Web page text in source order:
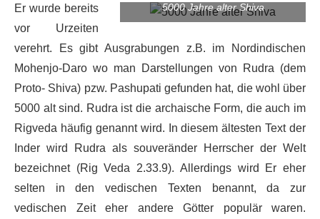
5000 Jahre alter Shiva
Er wurde bereits
vor Urzeiten
verehrt. Es gibt Ausgrabungen z.B. im Nordindischen
Mohenjo-Daro wo man Darstellungen von Rudra (dem
Proto- Shiva) pzw. Pashupati gefunden hat, die wohl über
5000 alt sind. Rudra ist die archaische Form, die auch im
Rigveda häufig genannt wird. In diesem ältesten Text der
Inder wird Rudra als souveränder Herrscher der Welt
bezeichnet (Rig Veda 2.33.9). Allerdings wird Er eher
selten in den vedischen Texten benannt, da zur
vedischen Zeit eher andere Götter populär waren.